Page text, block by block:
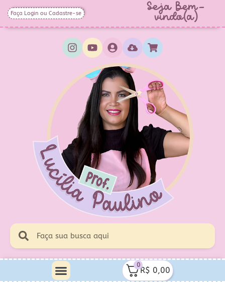
Faça Login ou Cadastre-se Seja Bem-
vindo(a)
0
R$ 0,00